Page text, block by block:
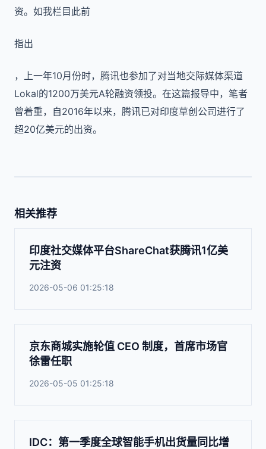
资。如我栏目此前
指出
，上一年10月份时，腾讯也参加了对当地交际媒体渠道
Lokal的1200万美元A轮融资领投。在这篇报导中，笔者
曾着重，自2016年以来，腾讯已对印度草创公司进行了
超20亿美元的出资。
相关推荐
印度社交媒体平台ShareChat获腾讯1亿美
元注资
2026-05-06 01:25:18
京东商城实施轮值 CEO 制度，首席市场官
徐雷任职
2026-05-05 01:25:18
IDC：第一季度全球智能手机出货量同比增